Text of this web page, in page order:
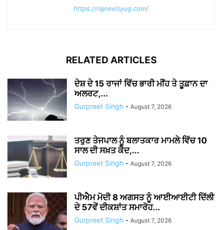
https://rajneetiyug.com/
RELATED ARTICLES
ਦੇਸ਼ ਦੇ 15 ਰਾਜਾਂ ਵਿੱਚ ਭਾਰੀ ਮੀਂਹ ਤੇ ਤੂਫ਼ਾਨ ਦਾ
ਅਲਰਟ,...
Gurpreet Singh - August 7, 2026
ਤਰੁਣ ਤੇਜਪਾਲ ਨੂੰ ਬਲਾਤਕਾਰ ਮਾਮਲੇ ਵਿੱਚ 10
ਸਾਲ ਦੀ ਸਖ਼ਤ ਕੈਦ,...
Gurpreet Singh - August 7, 2026
ਪੀਐਮ ਮੋਦੀ 8 ਅਗਸਤ ਨੂੰ ਆਈਆਈਟੀ ਦਿੱਲੀ
ਦੇ 57ਵੇਂ ਦੀਕਸ਼ਾਂਤ ਸਮਾਰੋਹ...
Gurpreet Singh - August 7, 2026